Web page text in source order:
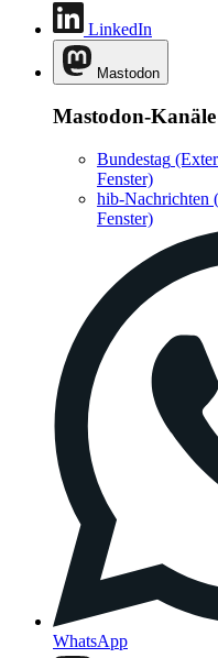
LinkedIn
Mastodon
Mastodon-Kanäle
Bundestag
Fenster)
hib-Nachrichten
Fenster)
WhatsApp